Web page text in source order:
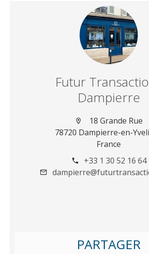
Futur
Dampierre
18 Grande Rue
78720 Dampierre-en-
France
+33 1 30 52 16 64
PARTAGER